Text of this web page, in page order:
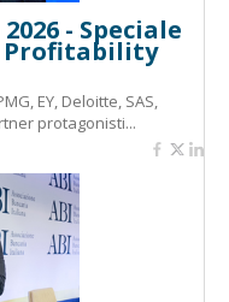
- Speciale
Profitability
EY, Deloitte, SAS,
protagonisti...